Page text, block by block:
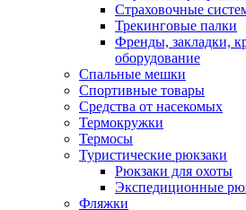
Страховочные
Трекинговые палки
Френды, закладки,
оборудование
Спальные мешки
Спортивные товары
Средства от насекомых
Термокружки
Термосы
Туристические рюкзаки
Рюкзаки для охоты
Экспедиционные
Фляжки